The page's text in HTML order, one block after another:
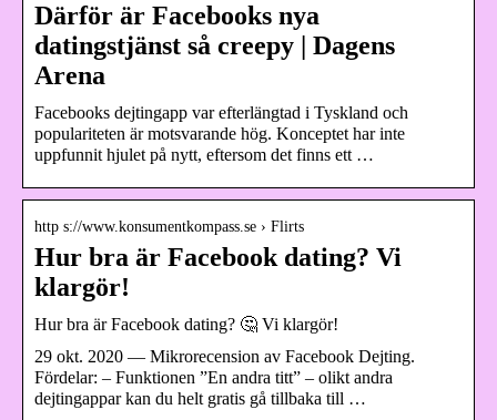
Därför är Facebooks nya
datingstjänst så creepy | Dagens
Arena
Facebooks dejtingapp var efterlängtad i Tyskland och
populariteten är motsvarande hög. Konceptet har inte
uppfunnit hjulet på nytt, eftersom det finns ett …
http s://www.konsumentkompass.se › Flirts
Hur bra är Facebook dating? Vi
klargör!
Hur bra är Facebook dating? 🤔 Vi klargör!
29 okt. 2020 — Mikrorecension av Facebook Dejting.
Fördelar: – Funktionen ”En andra titt” – olikt andra
dejtingappar kan du helt gratis gå tillbaka till …